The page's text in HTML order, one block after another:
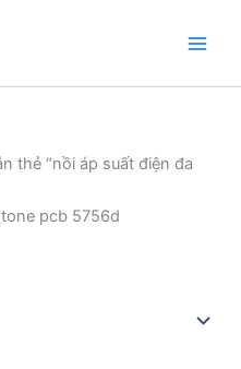
thẻ “nồi áp suất điện đa
pcb 5756d